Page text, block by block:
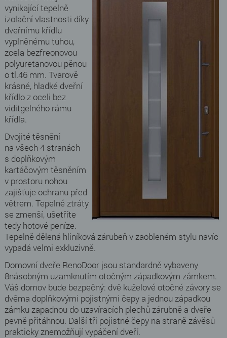
vynikající tepelně
izolační vlastnosti díky
dveřnímu křídlu
vyplněnému tuhou,
zcela bezfreonovou
polyuretanovou pěnou
o tl.46 mm. Tvarově
krásné, hladké dveřní
křídlo z oceli bez
viditgelného rámu
křídla.
Dvojité těsnění
na všech 4 stranách
s doplňkovým
kartáčovým těsněním
v prostoru nohou
zajišťuje ochranu před
větrem. Tepelné ztráty
se zmenší, ušetříte
tedy hotové peníze.
Tepelně dělená hliníková zárubeň v zaobleném stylu navíc
vypadá velmi exkluzivně.
Domovní dveře RenoDoor jsou standardně vybaveny
8násobným uzamknutím otočným západkovým zámkem.
Váš domov bude bezpečný: dvě kuželové otočné závory se
dvěma doplňkovými pojistnými čepy a jednou západkou
zámku zapadnou do uzavíracích plechů zárubně a dveře
pevně přitáhnou. Další tři pojistné čepy na straně závěsů
prakticky znemožňují vypáčení dveří.